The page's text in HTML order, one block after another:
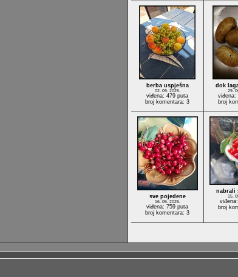
berba uspješna
02. 09. 2025.
viđena: 479 puta
broj komentara: 3
dok
29.
viđena:
broj
sve pojedene
16. 05. 2025.
viđena: 759 puta
broj komentara: 3
nabrali
15.
broj